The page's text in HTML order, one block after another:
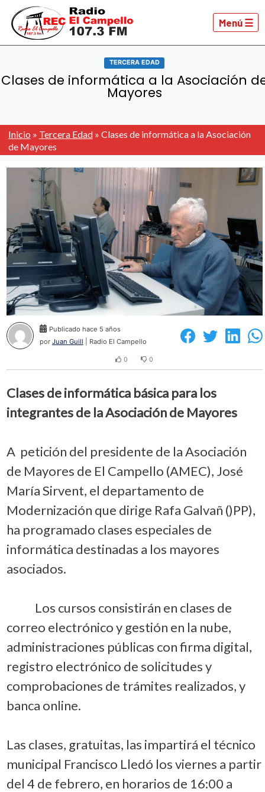
Menú ☰
TERCERA EDAD
Clases de informática a la Asociación
Mayores
Inicio » Tercera Edad» Clases de informática a la Asociación
de Mayores
Publicado hace 5 años
por Juan Guill | Radio El Campello
0 0
Clases de informática básica para los
integrantes de la Asociación de Mayores
A petición del presidente de la Asociación
de Mayores de El Campello (AMEC), José
María Sirvent, el departamento de
Modernización que dirige Rafa Galvañ ()PP),
ha programado clases especiales de
informática destinadas a los mayores
asociados.
Los cursos consistirán en clases de
correo electrónico y gestión en la nube,
administraciones públicas con firma digital,
registro electrónico de solicitudes y
comprobaciones de trámites realizados, y
banca online.
Las clases, gratuitas, las impartirá el técnico
municipal Francisco Lledó los viernes a partir
del 4 de febrero, en horarios de 16:00 a